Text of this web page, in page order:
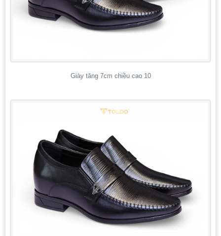
Giày tăng 7cm chiều cao 10